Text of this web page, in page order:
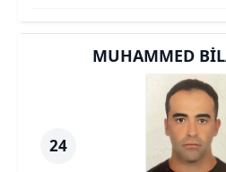
24
MUHAMMED